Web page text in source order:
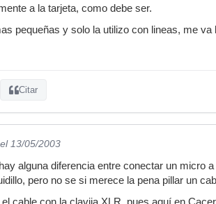
a la tarjeta, como debe ser.
pequeñas y solo la utilizo con lineas, me va
Citar
el 13/05/2003
alguna diferencia entre conectar un micro
pero no se si merece la pena pillar un
el cable con la clavija XLR, pues aquí en